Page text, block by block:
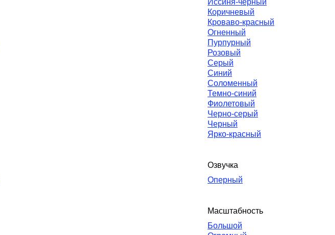
Иссиня-черный
Коричневый
Кроваво-красный
Огненный
Пурпурный
Розовый
Серый
Синий
Соломенный
Темно-синий
Фиолетовый
Черно-серый
Черный
Ярко-красный
Озвучка
Оперный
Масштабность
Большой